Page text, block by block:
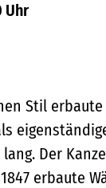
Uhr
Stil
Der
erbaute